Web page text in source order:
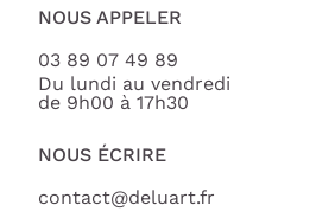
NOUS APPELER
03 89 07 49 89
Du lundi au vendredi
de 9h00 à 17h30
NOUS ÉCRIRE
contact@deluart.fr